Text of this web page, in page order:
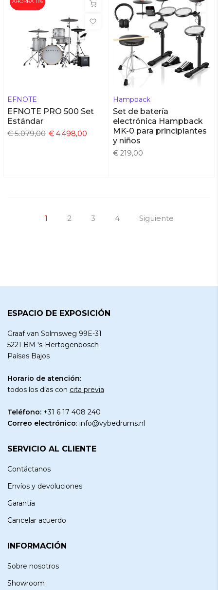
EFNOTE
EFNOTE PRO 500 Set
Estándar
€ 5.079,00 € 4.498,00
Hampback
Set de batería
electrónica Hampback
MK-0 para principiantes
y niños
€ 219,00
1 2 3 4 Siguiente
ESPACIO DE EXPOSICIÓN
Graaf van Solmsweg 99E-31
5221 BM 's-Hertogenbosch
Países Bajos
Horario de atención:
todos los días con cita previa
Teléfono: +31 6 17 408 240
Correo electrónico: info@vybedrums.nl
SERVICIO AL CLIENTE
Contáctanos
Envíos y devoluciones
Garantía
Cancelar acuerdo
INFORMACIÓN
Sobre nosotros
Showroom